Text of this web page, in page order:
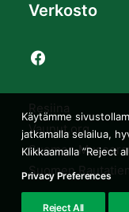
Verkosto
Resiina
Vaunut.org
Suomen
Suomen
Käytämme
jatkamalla selailua,
Klikkaamalla ”Reject
Privacy Preferences
Reject All